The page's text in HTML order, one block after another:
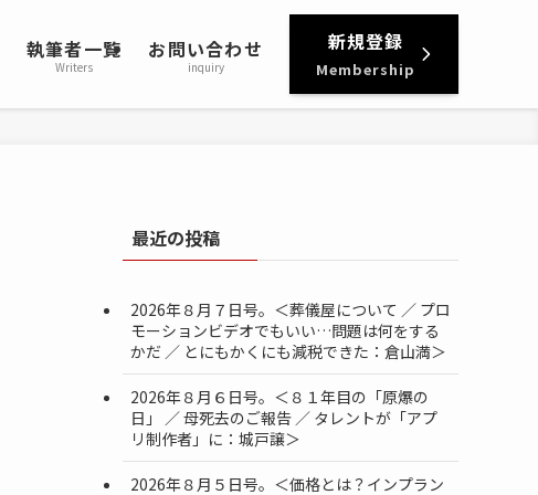
執筆者一覧
Writers
お問い合わせ
inquiry
新規登録
Membership
最近の投稿
2026年８月７日号。＜葬儀屋について ／ プロ
モーションビデオでもいい…問題は何をする
かだ ／ とにもかくにも減税できた：倉山満＞
2026年８月６日号。＜８１年目の「原爆の
日」 ／ 母死去のご報告 ／ タレントが「アプ
リ制作者」に：城戸譲＞
2026年８月５日号。＜価格とは？インプラン